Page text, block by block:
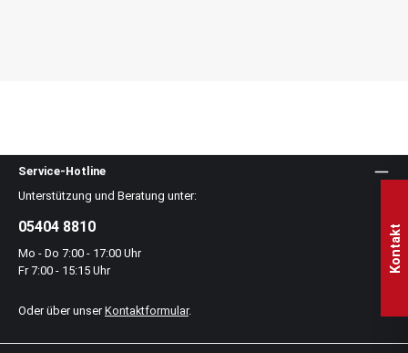
Service-Hotline
Unterstützung und Beratung unter:
05404 8810
Mo - Do 7:00 - 17:00 Uhr
Fr 7:00 - 15:15 Uhr
Oder über unser Kontaktformular.
Kontakt